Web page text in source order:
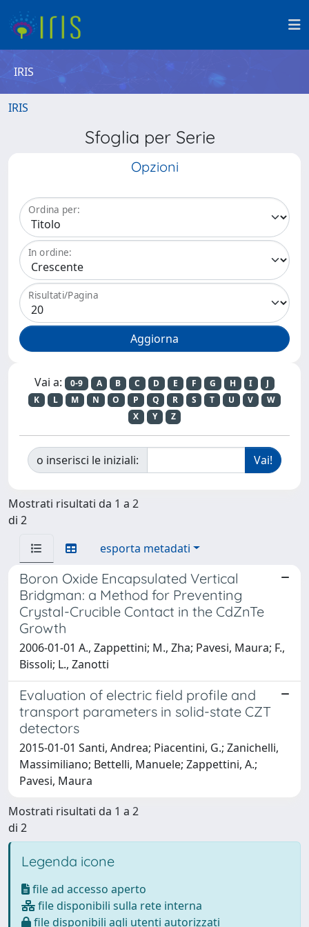
IRIS
IRIS
Sfoglia per Serie
Opzioni
Ordina per:
In ordine:
Risultati/Pagina
Vai a: 0-9 A B C D E F G H I
J
K
L M N O P Q R S T U V
W
X
Y Z
o inserisci le iniziali:
Mostrati risultati da 1 a 2
di 2
esporta metadati
Boron Oxide Encapsulated Vertical
Bridgman: a Method for Preventing
Crystal-Crucible Contact in the CdZnTe
Growth
2006-01-01 A., Zappettini; M., Zha; Pavesi, Maura; F.,
Bissoli; L., Zanotti
Evaluation of electric field profile and
transport parameters in solid-state CZT
detectors
2015-01-01 Santi, Andrea; Piacentini, G.; Zanichelli,
Massimiliano; Bettelli, Manuele; Zappettini, A.;
Pavesi, Maura
Mostrati risultati da 1 a 2
di 2
Legenda icone
file ad accesso aperto
file disponibili sulla rete interna
file disponibili agli utenti autorizzati